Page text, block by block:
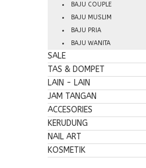
BAJU COUPLE
BAJU MUSLIM
BAJU PRIA
BAJU WANITA
SALE
TAS & DOMPET
LAIN - LAIN
JAM TANGAN
ACCESORIES
KERUDUNG
NAIL ART
KOSMETIK